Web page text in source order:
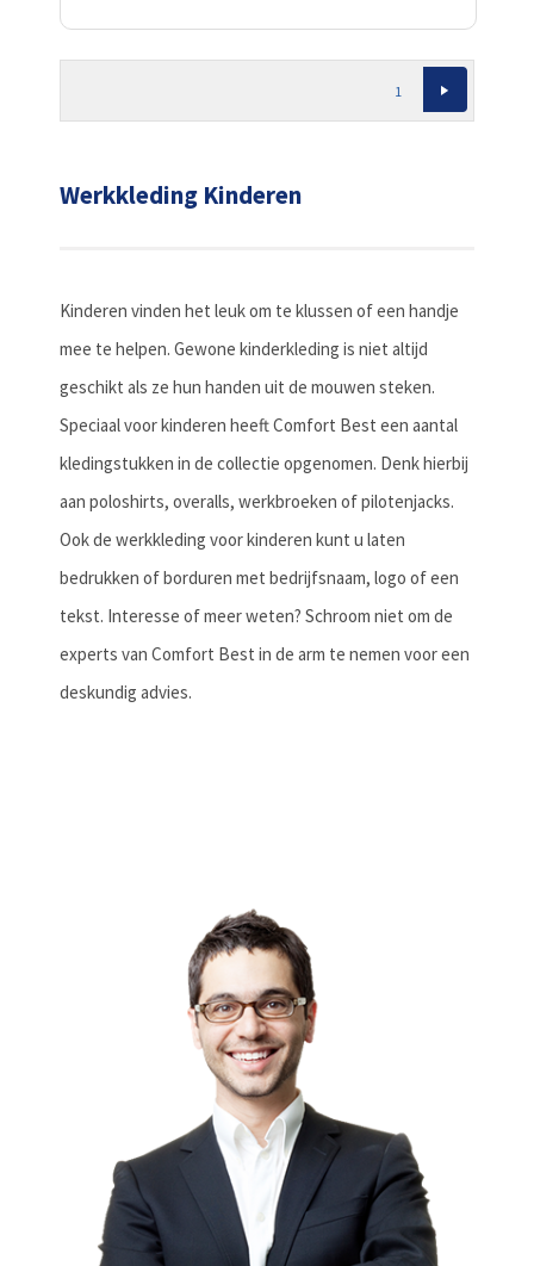
1
Werkkleding Kinderen
Kinderen vinden het leuk om te klussen of een handje
mee te helpen. Gewone kinderkleding is niet altijd
geschikt als ze hun handen uit de mouwen steken.
Speciaal voor kinderen heeft Comfort Best een aantal
kledingstukken in de collectie opgenomen. Denk hierbij
aan poloshirts, overalls, werkbroeken of pilotenjacks.
Ook de werkkleding voor kinderen kunt u laten
bedrukken of borduren met bedrijfsnaam, logo of een
tekst. Interesse of meer weten? Schroom niet om de
experts van Comfort Best in de arm te nemen voor een
deskundig advies.